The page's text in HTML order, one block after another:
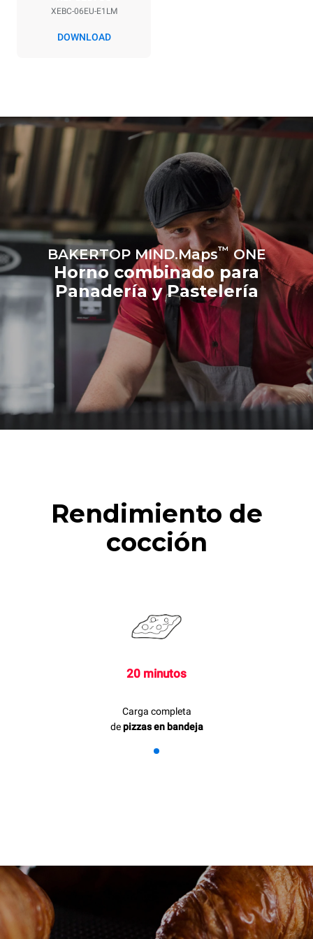
fuentes
renovables.
Greenhouse
Gas Protocol
diaria del horno (300 días/año):
Estimación calculada
suponiendo los siguientes
lavados semanales (42
semanas/año):
1 lavado corto
XEBC-06EU-E1LM
DOWNLOAD
BAKERTOP MIND.Maps™ONE
Horno combinado para
Panadería y Pastelería
Rendimiento de
cocción
20 minutos
Carga completa
depizzas en bandeja